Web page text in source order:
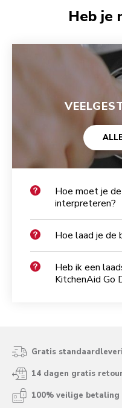
Heb je
Hoe moet je
interpreteren?
Hoe laad je de
Heb ik een
KitchenAid Go
Gratis
14 dagen gratis
100% veilige betaling